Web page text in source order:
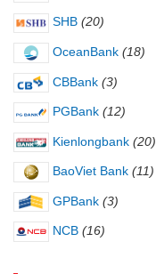
SHB (20)
OceanBank (18)
CBBank (3)
PGBank (12)
Kienlongbank (20)
BaoViet Bank (11)
GPBank (3)
NCB (16)